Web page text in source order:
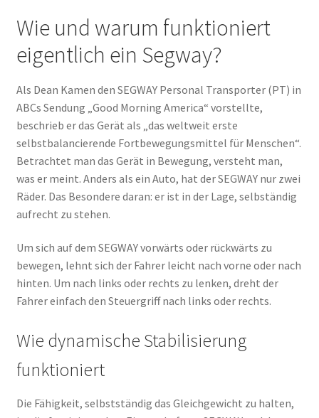
Über FunShop
Impressum
Zum Onlineshop in der Web Version
Wie und warum funktioniert
eigentlich ein Segway?
Als Dean Kamen den SEGWAY Personal Transporter (PT) in
ABCs Sendung „Good Morning America“ vorstellte,
beschrieb er das Gerät als „das weltweit erste
selbstbalancierende Fortbewegungsmittel für Menschen“.
Betrachtet man das Gerät in Bewegung, versteht man,
was er meint. Anders als ein Auto, hat der SEGWAY nur zwei
Räder. Das Besondere daran: er ist in der Lage, selbständig
aufrecht zu stehen.
Um sich auf dem SEGWAY vorwärts oder rückwärts zu
bewegen, lehnt sich der Fahrer leicht nach vorne oder nach
hinten. Um nach links oder rechts zu lenken, dreht der
Fahrer einfach den Steuergriff nach links oder rechts.
Wie dynamische Stabilisierung
funktioniert
Die Fähigkeit, selbstständig das Gleichgewicht zu halten,